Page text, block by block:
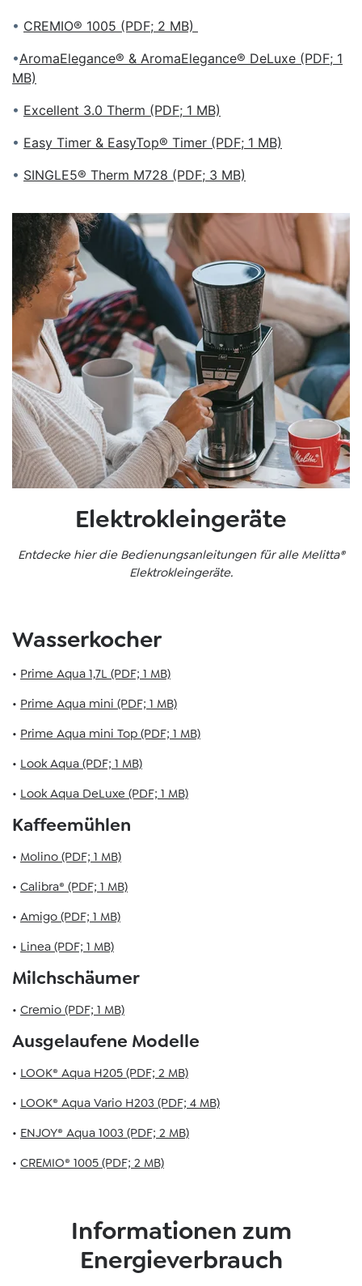
• CREMIO® 1005 (PDF; 2 MB)
•AromaElegance® & AromaElegance® DeLuxe (PDF; 1
MB)
• Excellent 3.0 Therm (PDF; 1 MB)
• Easy Timer & EasyTop® Timer (PDF; 1 MB)
• SINGLE5® Therm M728 (PDF; 3 MB)
Elektrokleingeräte
Entdecke hier die Bedienungsanleitungen für alle Melitta®
Elektrokleingeräte.
Wasserkocher
• Prime Aqua 1,7L (PDF; 1 MB)
• Prime Aqua mini (PDF; 1 MB)
• Prime Aqua mini Top (PDF; 1 MB)
• Look Aqua (PDF; 1 MB)
• Look Aqua DeLuxe (PDF; 1 MB)
Kaffeemühlen
• Molino (PDF; 1 MB)
• Calibra® (PDF; 1 MB)
• Amigo (PDF; 1 MB)
• Linea (PDF; 1 MB)
Milchschäumer
• Cremio (PDF; 1 MB)
Ausgelaufene Modelle
• LOOK® Aqua H205 (PDF; 2 MB)
• LOOK® Aqua Vario H203 (PDF; 4 MB)
• ENJOY® Aqua 1003 (PDF; 2 MB)
• CREMIO® 1005 (PDF; 2 MB)
Informationen zum
Energieverbrauch